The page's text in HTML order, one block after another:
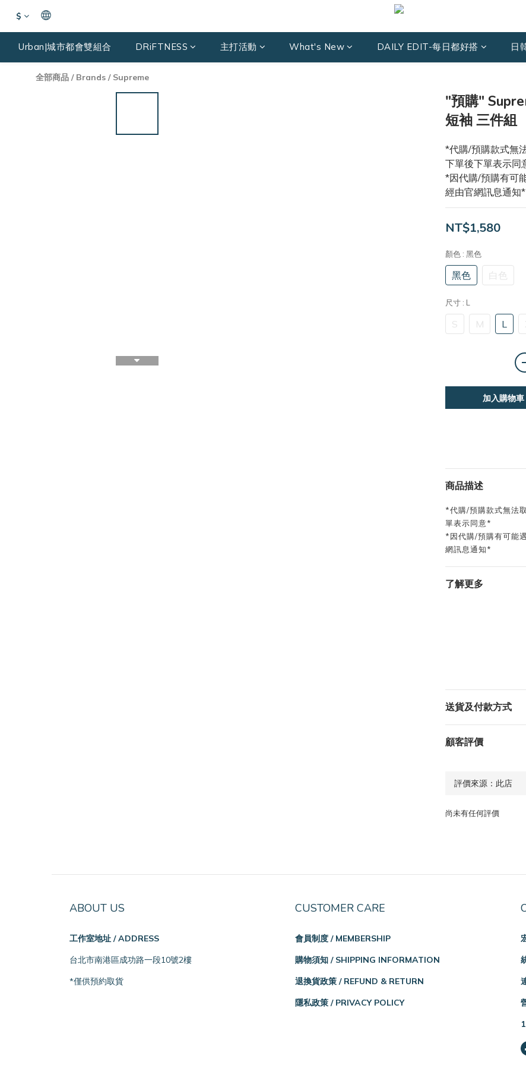
$
Urban|城市都會雙組合 DRiFTNESS 主打活動 What's New DAILY EDIT-每日都好搭 日
全部商品 / Brands / Supreme
"預購"
短袖 三件組
*代購/預購款式無
下單後下單表示同
*因代購/預購有可
經由官網訊息通知*
NT$1,580
顏色 : 黑色
黑色 白色
尺寸 : L
S M L
加入購物車
商品描述
*代購/預購款式無法
單表示同意*
*因代購/預購有可能
網訊息通知*
了解更多
送貨及付款方式
顧客評價
尚未有任何評價
ABOUT US
工作室地址 / ADDRESS
台北市南港區成功路一段10號2樓
*僅供預約取貨
CUSTOMER CARE
會員制度 / MEMBERSHIP
購物須知 / SHIPPING INFORMATION
退換貨政策 / REFUND & RETURN
隱私政策 / PRIVACY POLICY